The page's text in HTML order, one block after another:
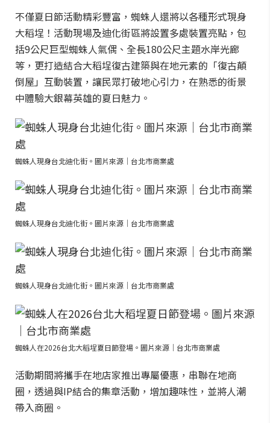
不僅夏日節活動精彩豐富，蜘蛛人還將以各種形式現身
大稻埕！活動現場及迪化街區將設置多處裝置亮點，包
括9公尺巨型蜘蛛人氣偶、全長180公尺主題水岸光廊
等，更打造結合大稻埕復古建築與在地元素的「復古顛
倒屋」互動裝置，讓民眾打破地心引力，在熟悉的街景
中體驗大銀幕英雄的夏日魅力。
蜘蛛人現身台北迪化街。圖片來源｜台北市商業處
蜘蛛人現身台北迪化街。圖片來源｜台北市商業處
蜘蛛人現身台北迪化街。圖片來源｜台北市商業處
蜘蛛人在2026台北大稻埕夏日節登場。圖片來源｜台北市商業處
活動期間將攜手在地店家推出專屬優惠，串聯在地商
圈，透過與IP結合的集章活動，增加趣味性，並將人潮
帶入商圈。